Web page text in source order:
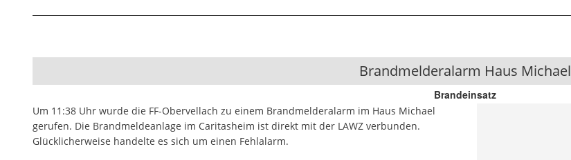
Brandmelderalarm Haus Michael
Brandeinsatz
Um 11:38 Uhr wurde die FF-Obervellach zu einem Brandmelderalarm im Haus Michael
gerufen. Die Brandmeldeanlage im Caritasheim ist direkt mit der LAWZ verbunden.
Glücklicherweise handelte es sich um einen Fehlalarm.